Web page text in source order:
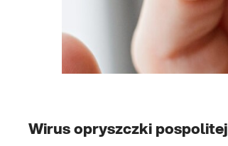
Wirus opryszczki pospolitej